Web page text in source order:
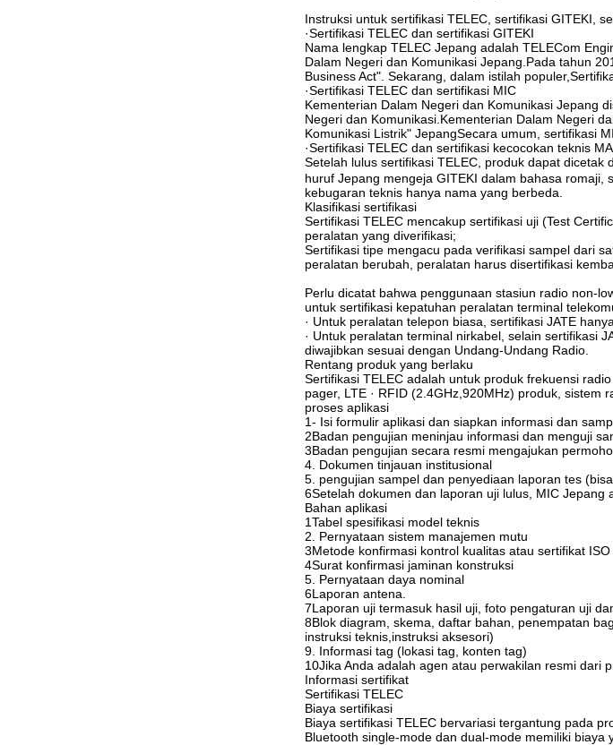
Instruksi untuk sertifikasi TELEC, sertifikasi GITEKI,
·Sertifikasi TELEC dan sertifikasi GITEKI
Nama lengkap TELEC Jepang adalah TELECom
Dalam Negeri dan Komunikasi Jepang.Pada tahun
Business Act". Sekarang, dalam istilah
·Sertifikasi TELEC dan sertifikasi MIC
Kementerian Dalam Negeri dan Komunikasi Jepang
Negeri dan Komunikasi.Kementerian Dalam Negeri
Komunikasi Listrik" JepangSecara umum, sertifikasi
·Sertifikasi TELEC dan sertifikasi kecocokan teknis
Setelah lulus sertifikasi TELEC, produk dapat
huruf Jepang mengeja GITEKI dalam bahasa romaji,
kebugaran teknis hanya nama yang berbeda.
Klasifikasi sertifikasi
Sertifikasi TELEC mencakup sertifikasi uji (Test
peralatan yang diverifikasi;
Sertifikasi tipe mengacu pada verifikasi sampel dari
peralatan berubah, peralatan harus disertifikasi
Perlu dicatat bahwa penggunaan stasiun radio non-
untuk sertifikasi kepatuhan peralatan terminal
· Untuk peralatan telepon biasa, sertifikasi JATE
· Untuk peralatan terminal nirkabel, selain sertifikasi
diwajibkan sesuai dengan Undang-Undang Radio.
Rentang produk yang berlaku
Sertifikasi TELEC adalah untuk produk frekuensi
pager, LTE · RFID (2.4GHz,920MHz) produk, sistem
proses aplikasi
1- Isi formulir aplikasi dan siapkan informasi dan
2Badan pengujian meninjau informasi dan menguji
3Badan pengujian secara resmi mengajukan
4. Dokumen tinjauan institusional
5. pengujian sampel dan penyediaan laporan tes
6Setelah dokumen dan laporan uji lulus, MIC Jepang
Bahan aplikasi
1Tabel spesifikasi model teknis
2. Pernyataan sistem manajemen mutu
3Metode konfirmasi kontrol kualitas atau sertifikat
4Surat konfirmasi jaminan konstruksi
5. Pernyataan daya nominal
6Laporan antena.
7Laporan uji termasuk hasil uji, foto pengaturan uji
8Blok diagram, skema, daftar bahan, penempatan
instruksi teknis,instruksi aksesori)
9. Informasi tag (lokasi tag, konten tag)
10Jika Anda adalah agen atau perwakilan resmi dari
Informasi sertifikat
Sertifikasi TELEC
Biaya sertifikasi
Biaya sertifikasi TELEC bervariasi tergantung pada
Bluetooth single-mode dan dual-mode memiliki biaya